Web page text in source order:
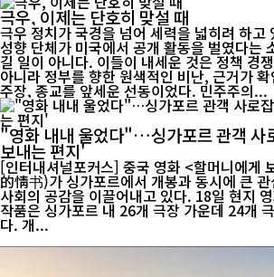
극우, 이제는 단호히 맞설 때
극우 정치가 국경을 넘어 세력을 넓히려 하고
성향 단체가 미국에서 공개 활동을 벌였다는
길 일이 아니다. 이들이 내세운 것은 정책 경
아니라 정부를 향한 원색적인 비난, 근거가
주장, 종교를 앞세운 선동이었다. 민주주의...
"영화 내내 울었다"…싱가포르 관객 사
보내는 편지'
[인터내셔널포커스] 중국 영화 <할머니에게
的情书)가 싱가포르에서 개봉과 동시에 큰
사회의 공감을 이끌어내고 있다. 18일 현지 영화업계에 따르면 이
작품은 싱가포르 내 26개 극장 가운데 24개
다. 개...